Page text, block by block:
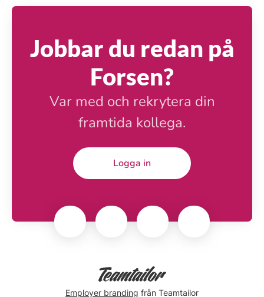
Jobbar du redan på
Forsen?
Var med och rekrytera din
framtida kollega.
Logga in
Employer branding från Teamtailor